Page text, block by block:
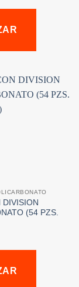
DIVISION
(54 PZS.